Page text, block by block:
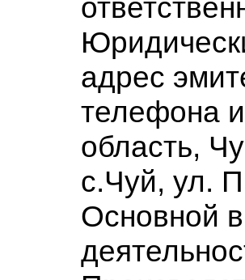
адрес
телефона
область,
с.Чуй, ул.
Основной